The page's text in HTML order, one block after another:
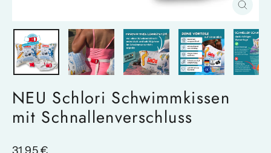
NEU Schlori Schwimmkissen
mit Schnallenverschluss
Regular